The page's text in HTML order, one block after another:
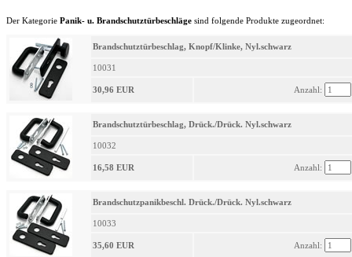
Der Kategorie Panik- u. Brandschutztürbeschläge sind folgende Produkte zugeordnet:
Brandschutztürbeschlag, Knopf/Klinke, Nyl.schwarz
10031
30,96 EUR Anzahl:
Brandschutztürbeschlag, Drück./Drück. Nyl.schwarz
10032
16,58 EUR Anzahl:
Brandschutzpanikbeschl. Drück./Drück. Nyl.schwarz
10033
35,60 EUR Anzahl: